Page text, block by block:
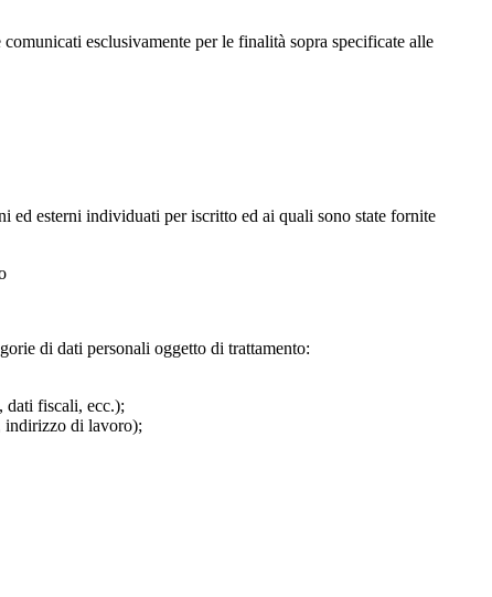
esclusivamente per le finalità sopra specificate alle
ed esterni individuati per iscritto ed ai quali sono state fornite
di dati personali oggetto di trattamento:
dati fiscali, ecc.);
indirizzo di lavoro);